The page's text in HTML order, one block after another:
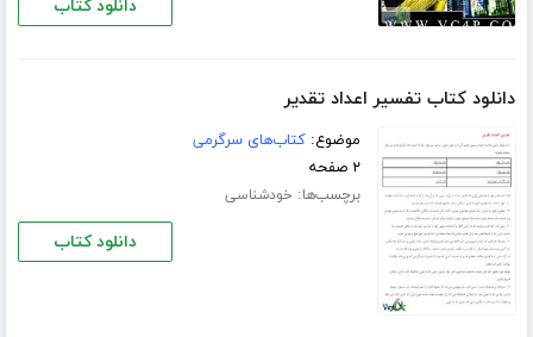
دانلود کتاب
دانلود کتاب تفسیر اعداد تقدیر
موضوع:کتاب‌های سرگرمی
۲ صفحه
برچسب‌ها: خودشناسی
دانلود کتاب